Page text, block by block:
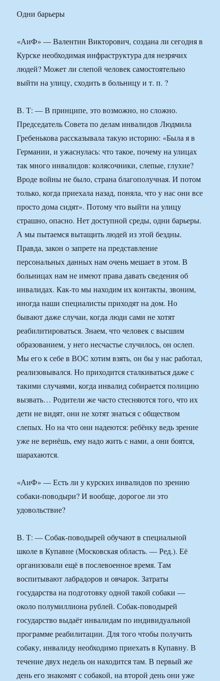
Одни барьеры
«АиФ» — Валентин Викторович, создана ли сегодня в
Курске необходимая инфраструктура для незрячих
людей? Может ли слепой человек самостоятельно
выйти на улицу, сходить в больницу и т. п. ?
В. Т: — В принципе, это возможно, но сложно.
Председатель Совета по делам инвалидов Людмила
Гребенькова рассказывала такую историю: «Была я в
Германии, и ужаснулась: что такое, почему на улицах
так много инвалидов: колясочники, слепые, глухие?
Вроде войны не было, страна благополучная. И потом
только, когда приехала назад, поняла, что у нас они все
просто дома сидят». Потому что выйти на улицу
страшно, опасно. Нет доступной среды, одни барьеры.
А мы пытаемся вытащить людей из этой бездны.
Правда, закон о запрете на представление
персональных данных нам очень мешает в этом. В
больницах нам не имеют права давать сведения об
инвалидах. Как-то мы находим их контакты, звоним,
иногда наши специалисты приходят на дом. Но
бывают даже случаи, когда люди сами не хотят
реабилитироваться. Знаем, что человек с высшим
образованием, у него несчастье случилось, он ослеп.
Мы его к себе в ВОС хотим взять, он бы у нас работал,
реализовывался. Но приходится сталкиваться даже с
такими случаями, когда инвалид собирается полицию
вызвать… Родители же часто стесняются того, что их
дети не видят, они не хотят знаться с обществом
слепых. Но на что они надеются: ребёнку ведь зрение
уже не вернёшь, ему надо жить с нами, а они боятся,
шарахаются.
«АиФ» — Есть ли у курских инвалидов по зрению
собаки-поводыри? И вообще, дорогое ли это
удовольствие?
В. Т: — Собак-поводырей обучают в специальной
школе в Купавне (Московская область. — Ред.). Её
организовали ещё в послевоенное время. Там
воспитывают лабрадоров и овчарок. Затраты
государства на подготовку одной такой собаки —
около полумиллиона рублей. Собак-поводырей
государство выдаёт инвалидам по индивидуальной
программе реабилитации. Для того чтобы получить
собаку, инвалиду необходимо приехать в Купавну. В
течение двух недель он находится там. В первый же
день его знакомят с собакой, на второй день они уже